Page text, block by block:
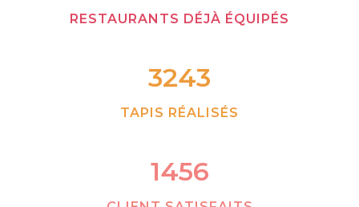
RESTAURANTS DÉJÀ ÉQUIPÉS
3243
TAPIS RÉALISÉS
1456